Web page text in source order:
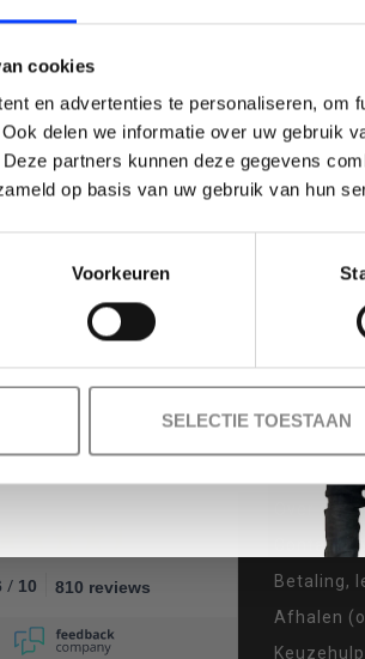
cookies
en advertenties te personaliseren, om
delen we informatie over uw gebruik
partners kunnen deze gegevens
op basis van uw gebruik van hun
Voorkeuren
SELECTIE TOESTAAN
MELD JE AAN VOOR ONZE
/ 10 810 reviews
Over ons
Contact
Betaling,
Afhalen
Keuzehulp
Ontvang je welkomstkorting
Minimale besteding 100